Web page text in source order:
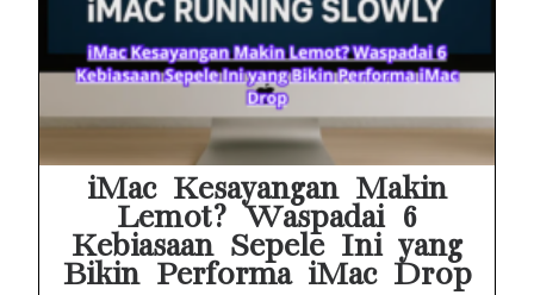
iMac Kesayangan Makin
Lemot? Waspadai 6
Kebiasaan Sepele Ini yang
Bikin Performa iMac Drop